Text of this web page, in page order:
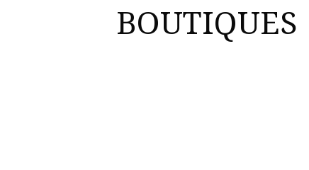
BOUTIQUES